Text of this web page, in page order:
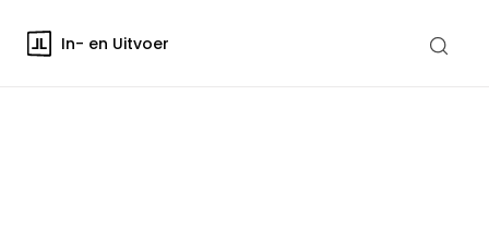
In- en Uitvoer